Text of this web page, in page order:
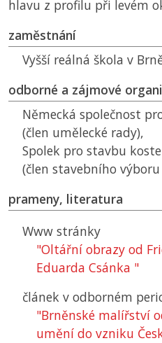
hlavu z profilu při levém
zaměstnání
Vyšší reálná škola v
odborné a zájmové
Německá společnost
(člen umělecké rady),
Spolek pro stavbu
(člen stavebního
prameny, literatura
Www stránky
"Oltářní obrazy od
Eduarda Csánka "
článek v odborném
"Brněnské malířství
umění do vzniku